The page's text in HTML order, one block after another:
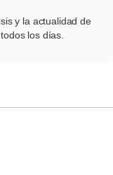
y la actualidad de
los días.